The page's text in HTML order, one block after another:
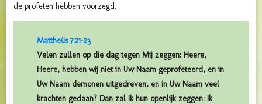
de profeten hebben voorzegd.
Mattheüs 7:21-23
Velen zullen op die dag tegen Mij zeggen: Heere,
Heere, hebben wij niet in Uw Naam geprofeteerd, en in
Uw Naam demonen uitgedreven, en in Uw Naam veel
krachten gedaan? Dan zal Ik hun openlijk zeggen: Ik